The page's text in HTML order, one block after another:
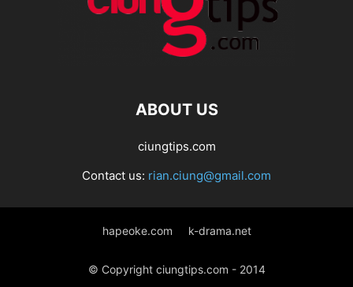
ABOUT US
ciungtips.com
Contact us: rian.ciung@gmail.com
hapeoke.com k-drama.net
© Copyright ciungtips.com - 2014